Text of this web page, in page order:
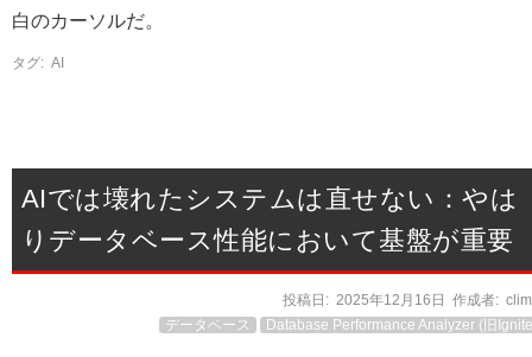
白のカーソルだ。
タグ: AI
AIでは壊れたシステムは直せない：やは
りデータベース性能において基盤が重要
投稿日: 2025年12月16日 作成者:
データベース
Database Performance Analyzer (旧